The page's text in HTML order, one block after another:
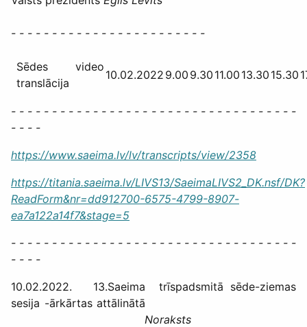
- - - - - - - - - - - - - - - - - - - - - - - -
Sēdes video
translācija
10.02.2022 9.00 9.30 11.00 13.30 15.30
- - - - - - - - - - - - - - - - - - - - - - - - - - - - - - - - - - -
- - - -
https://www.saeima.lv/lv/transcripts/view/2358
https://titania.saeima.lv/LIVS13/SaeimaLIVS2_DK.nsf/DK?
ReadForm&nr=dd912700-6575-4799-8907-
ea7a122a14f7&stage=5
- - - - - - - - - - - - - - - - - - - - - - - - - - - - - - - - - - -
- - - -
10.02.2022. 13.Saeima trīspadsmitā sēde-ziemas
sesija -ārkārtas attālinātā
Noraksts